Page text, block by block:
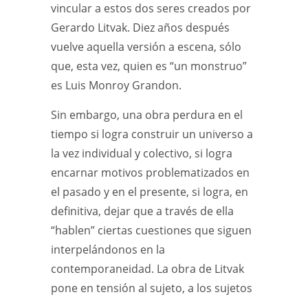
vincular a estos dos seres creados por
Gerardo Litvak. Diez años después
vuelve aquella versión a escena, sólo
que, esta vez, quien es “un monstruo”
es Luis Monroy Grandon.
Sin embargo, una obra perdura en el
tiempo si logra construir un universo a
la vez individual y colectivo, si logra
encarnar motivos problematizados en
el pasado y en el presente, si logra, en
definitiva, dejar que a través de ella
“hablen” ciertas cuestiones que siguen
interpelándonos en la
contemporaneidad. La obra de Litvak
pone en tensión al sujeto, a los sujetos